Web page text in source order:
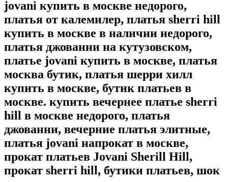
jovani купить в москве недорого,
платья от калемилер, платья sherri hill
купить в москве в наличии недорого,
платья джованни на кутузовском,
платье jovani купить в москве, платья
москва бутик, платья шерри хилл
купить в москве, бутик платьев в
москве. купить вечернее платье sherri
hill в москве недорого, платья
джованни, вечерние платья элитные,
платья jovani напрокат в москве,
прокат платьев Jovani Sherill Hill,
прокат sherri hill, бутики платьев, шок